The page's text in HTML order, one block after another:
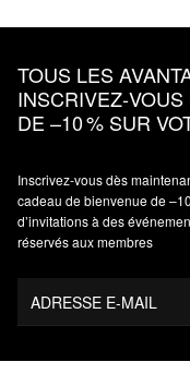
TOUS LES
DE –10 % SUR
Inscrivez‑vous dès
cadeau de bienvenue de
d’invitations à des
réservés aux membres
ADRESSE E-MAIL